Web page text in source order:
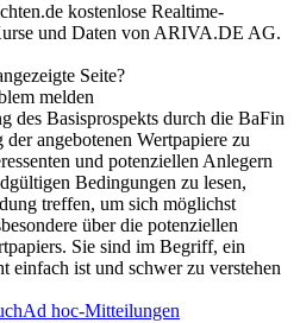
kostenlose Realtime-
und Daten von ARIVA.DE AG.
Seite?
melden
des Basisprospekts durch die BaFin
angebotenen Wertpapiere zu
und potenziellen Anlegern
Bedingungen zu lesen,
treffen, um sich möglichst
über die potenziellen
Sie sind im Begriff, ein
einfach ist und schwer zu verstehen
Ad hoc-Mitteilungen